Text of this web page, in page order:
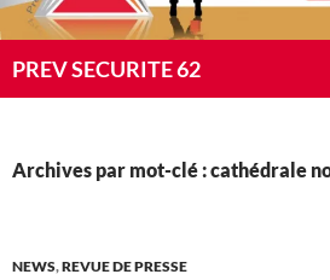
PREV SECURITE 62
Archives par mot-clé : cathédrale
NEWS,REVUE DE PRESSE